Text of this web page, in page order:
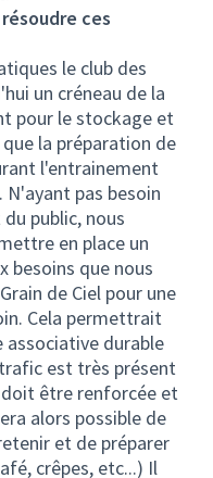
ces
le club des
un créneau de la
pour le stockage et
la préparation de
l'entrainement
pas besoin
public, nous
en place un
besoins que nous
de Ciel pour une
Cela permettrait
associative durable
est très présent
être renforcée et
alors possible de
et de préparer
crêpes, etc...) Il